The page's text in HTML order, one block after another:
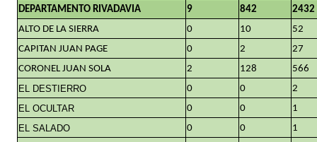
DEPARTAMENTO RIVADAVIA
9 842
2432
ALTO DE LA SIERRA
0 10
52
CAPITAN JUAN PAGE
0 2
27
CORONEL JUAN SOLA
2 128
566
EL DESTIERRO
0 0
2
EL OCULTAR
0 0
1
EL SALADO
0 0
1